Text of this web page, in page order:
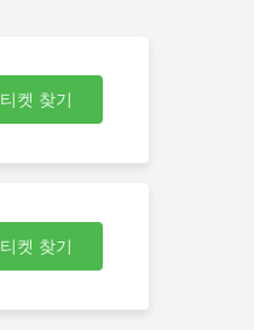
티켓 찾기
티켓 찾기